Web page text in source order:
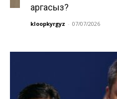
аргасыз?
kloopkyrgyz - 07/07/2026